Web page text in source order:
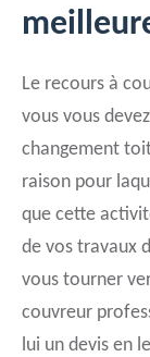
Le recours à
vous vous
changement
raison pour
que cette
de vos travaux
vous tourner
couvreur
lui un devis en